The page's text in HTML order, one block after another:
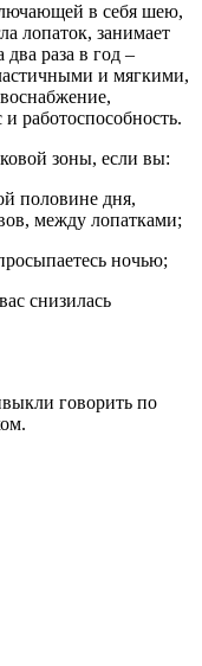
в себя шею,
лопаток, занимает
раза в год –
и мягкими,
работоспособность.
зоны, если вы:
половине дня,
между лопатками;
ночью;
снизилась
говорить по